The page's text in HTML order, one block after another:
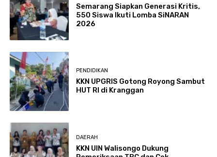
Semarang Siapkan Generasi Kritis,
550 Siswa Ikuti Lomba SiNARAN
2026
PENDIDIKAN
KKN UPGRIS Gotong Royong Sambut
HUT RI di Kranggan
DAERAH
KKN UIN Walisongo Dukung